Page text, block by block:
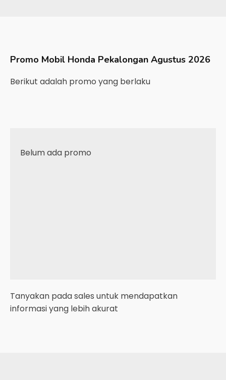
Promo Mobil Honda Pekalongan Agustus 2026
Berikut adalah promo yang berlaku
Belum ada promo
Tanyakan pada sales untuk mendapatkan
informasi yang lebih akurat